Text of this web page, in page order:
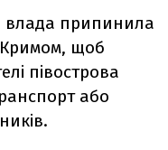
влада припинила
щоб
півострова
або